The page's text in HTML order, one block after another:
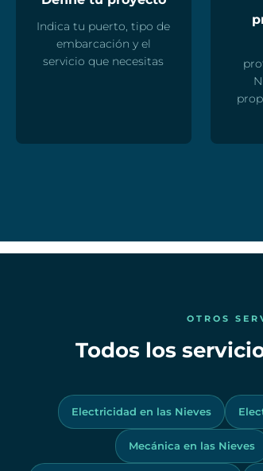
Indica tu puerto, tipo de
embarcación y el
servicio que necesitas
OTROS
Todos los
Electricidad en las Nieves
Mecánica en las Nieves